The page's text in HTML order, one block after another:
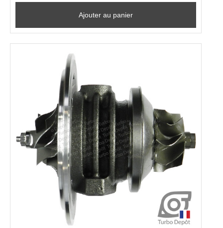
Ajouter au panier